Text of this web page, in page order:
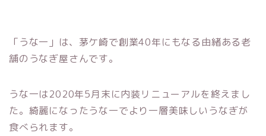
「うな一」 は、茅ケ崎で創業40年にもなる由緒ある老
舗のうなぎ屋さんです。
うな一は2020年5月末に内装リニューアルを終えまし
た。綺麗になったうな一でより一層美味しいうなぎが
食べられます。